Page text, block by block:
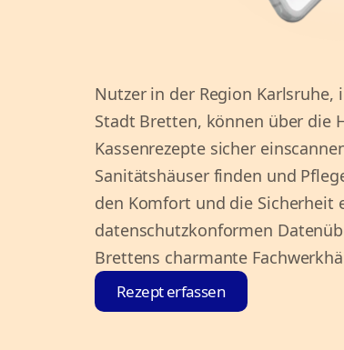
Nutzer in der Region
Stadt Bretten, können über die
Kassenrezepte sicher
Sanitätshäuser finden und
den Komfort und die Sicherheit
datenschutzkonformen
Brettens charmante
Rezept erfassen